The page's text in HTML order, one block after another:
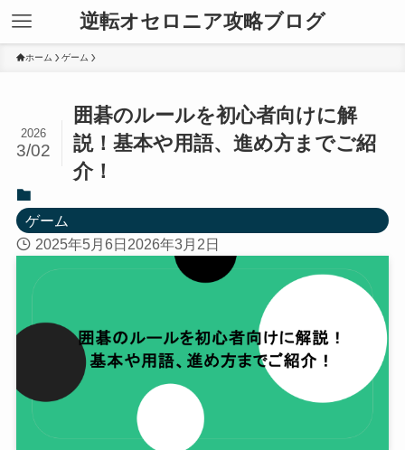
逆転オセロニア攻略ブログ
ホーム ゲーム
囲碁のルールを初心者向けに解
説！基本や用語、進め方までご紹
介！
2026
3/02
ゲーム
2025年5月6日 2026年3月2日